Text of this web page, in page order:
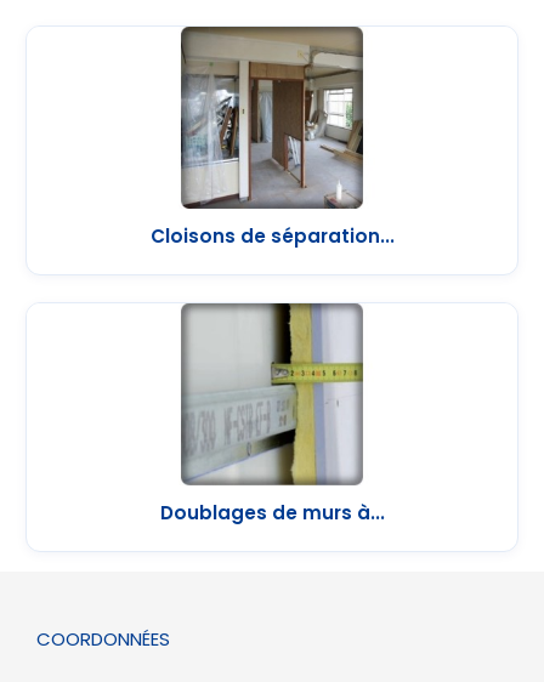
Cloisons de séparation...
Doublages de murs à...
COORDONNÉES